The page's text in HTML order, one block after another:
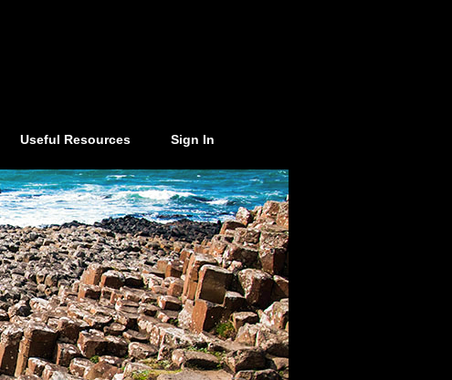
Useful Resources Sign In